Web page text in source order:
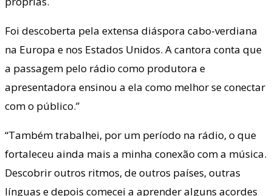
Foi descoberta pela extensa diáspora cabo-verdiana
na Europa e nos Estados Unidos. A cantora conta que
a passagem pelo rádio como produtora e
apresentadora ensinou a ela como melhor se conectar
com o público.”
“Também trabalhei, por um período na rádio, o que
fortaleceu ainda mais a minha conexão com a música.
Descobrir outros ritmos, de outros países, outras
línguas e depois comecei a aprender alguns acordes